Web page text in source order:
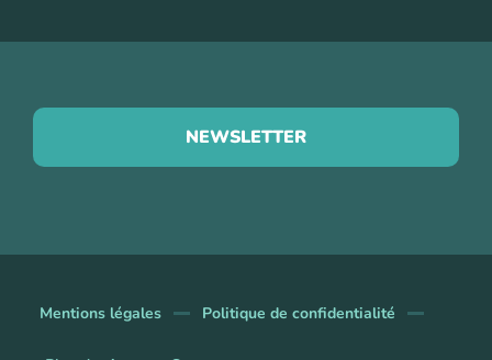
NEWSLETTER
Mentions légales Politique de confidentialité